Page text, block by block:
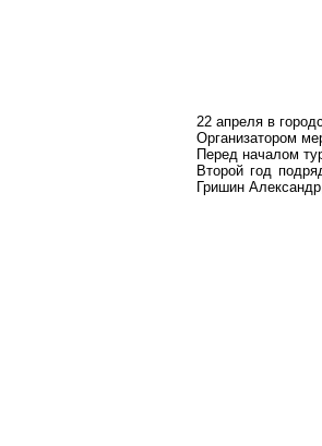
22 апреля в
Организатором
Перед началом
Второй год
Гришин